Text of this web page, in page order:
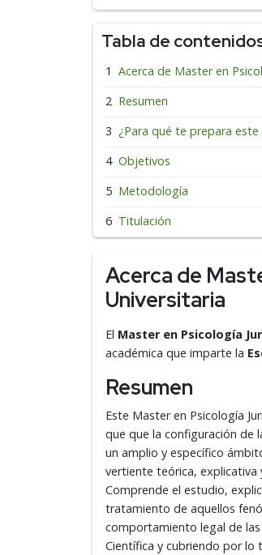
Tabla de
Acerca de Master en
Resumen
¿Para qué te prepara
Objetivos
Metodología
Titulación
Acerca de
Universitaria
El Master en Psicología
académica que imparte la
Resumen
Este Master en Psicología
que que la configuración de
un amplio y específico
vertiente teórica, explicativa
Comprende el estudio,
tratamiento de aquellos
comportamiento legal de
Científica y cubriendo por lo